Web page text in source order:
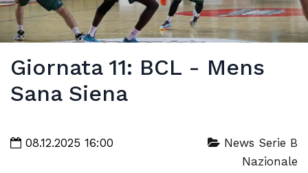
Giornata 11: BCL - Mens
Sana Siena
08.12.2025 16:00
News Serie B
Nazionale